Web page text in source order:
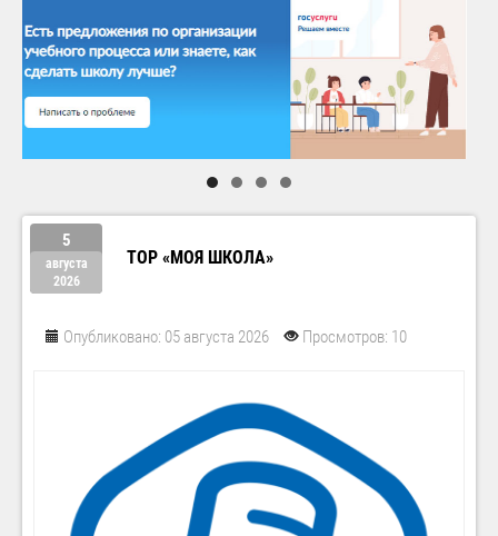
5
августа
2026
ТОР «МОЯ ШКОЛА»
Опубликовано: 05 августа 2026 Просмотров: 10